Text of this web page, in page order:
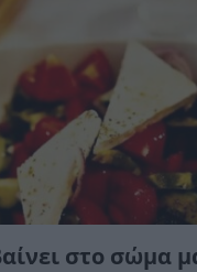
στο σώμα